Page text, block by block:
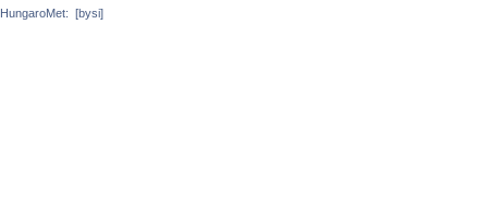
HungaroMet: [bysi]